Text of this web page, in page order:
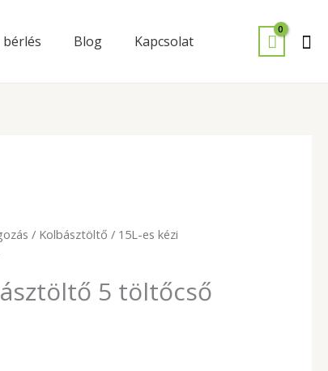
bérlés Blog Kapcsolat
/ Kolbásztöltő / 15L-es kézi
5 töltőcső